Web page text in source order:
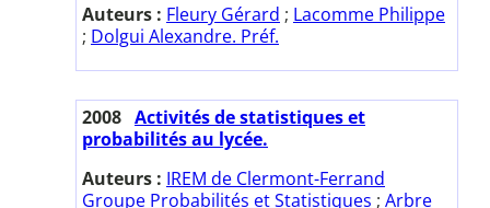
Auteurs : Fleury Gérard ; Lacomme Philippe
; Dolgui Alexandre. Préf.
2008 Activités de statistiques et
probabilités au lycée.
Auteurs : IREM de Clermont-Ferrand
Groupe Probabilités et Statistiques ; Arbre